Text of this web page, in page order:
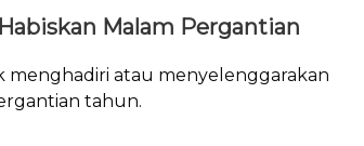
Malam Pergantian
menghadiri atau menyelenggarakan
tahun.